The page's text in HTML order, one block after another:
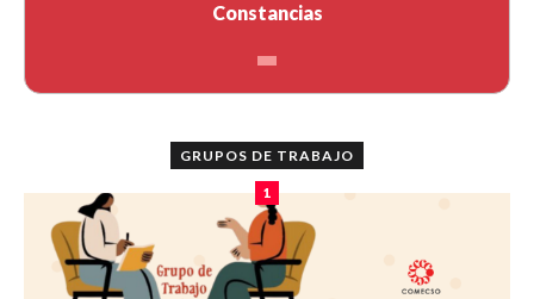
Constancias
GRUPOS DE TRABAJO
1